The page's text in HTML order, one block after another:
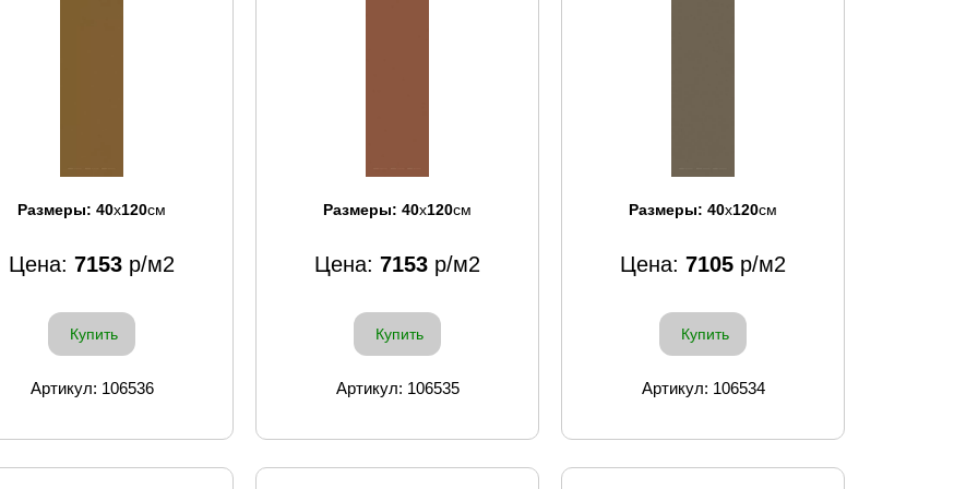
Размеры: 40x120см
Цена: 7153 р/м2
Купить
Артикул: 106536
Размеры: 40x120см
Цена: 7153 р/м2
Купить
Артикул: 106535
Размеры: 40x120см
Цена: 7105 р/м2
Купить
Артикул: 106534